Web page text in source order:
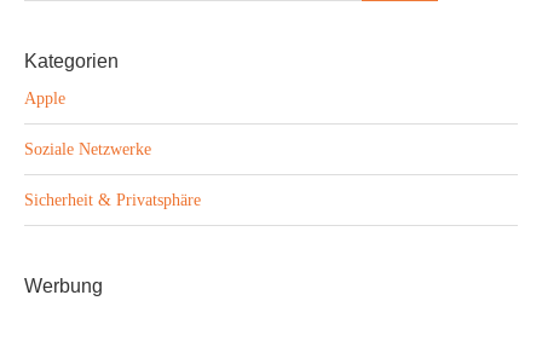
Kategorien
Apple
Soziale Netzwerke
Sicherheit & Privatsphäre
Werbung